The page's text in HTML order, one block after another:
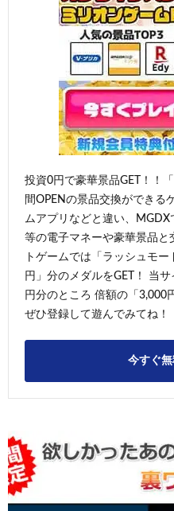
投資0円で豪華景品GET！！
間OPENの景品交換ができる
ムアプリなどと違い、MGDX
等の電子マネーや豪華景品と
トゲームでは「ラッシュモ
円」分のメダルをGET！ 当
円分のところ 倍額の「3,000
ぜひ登録して遊んでみてね！
今すぐ